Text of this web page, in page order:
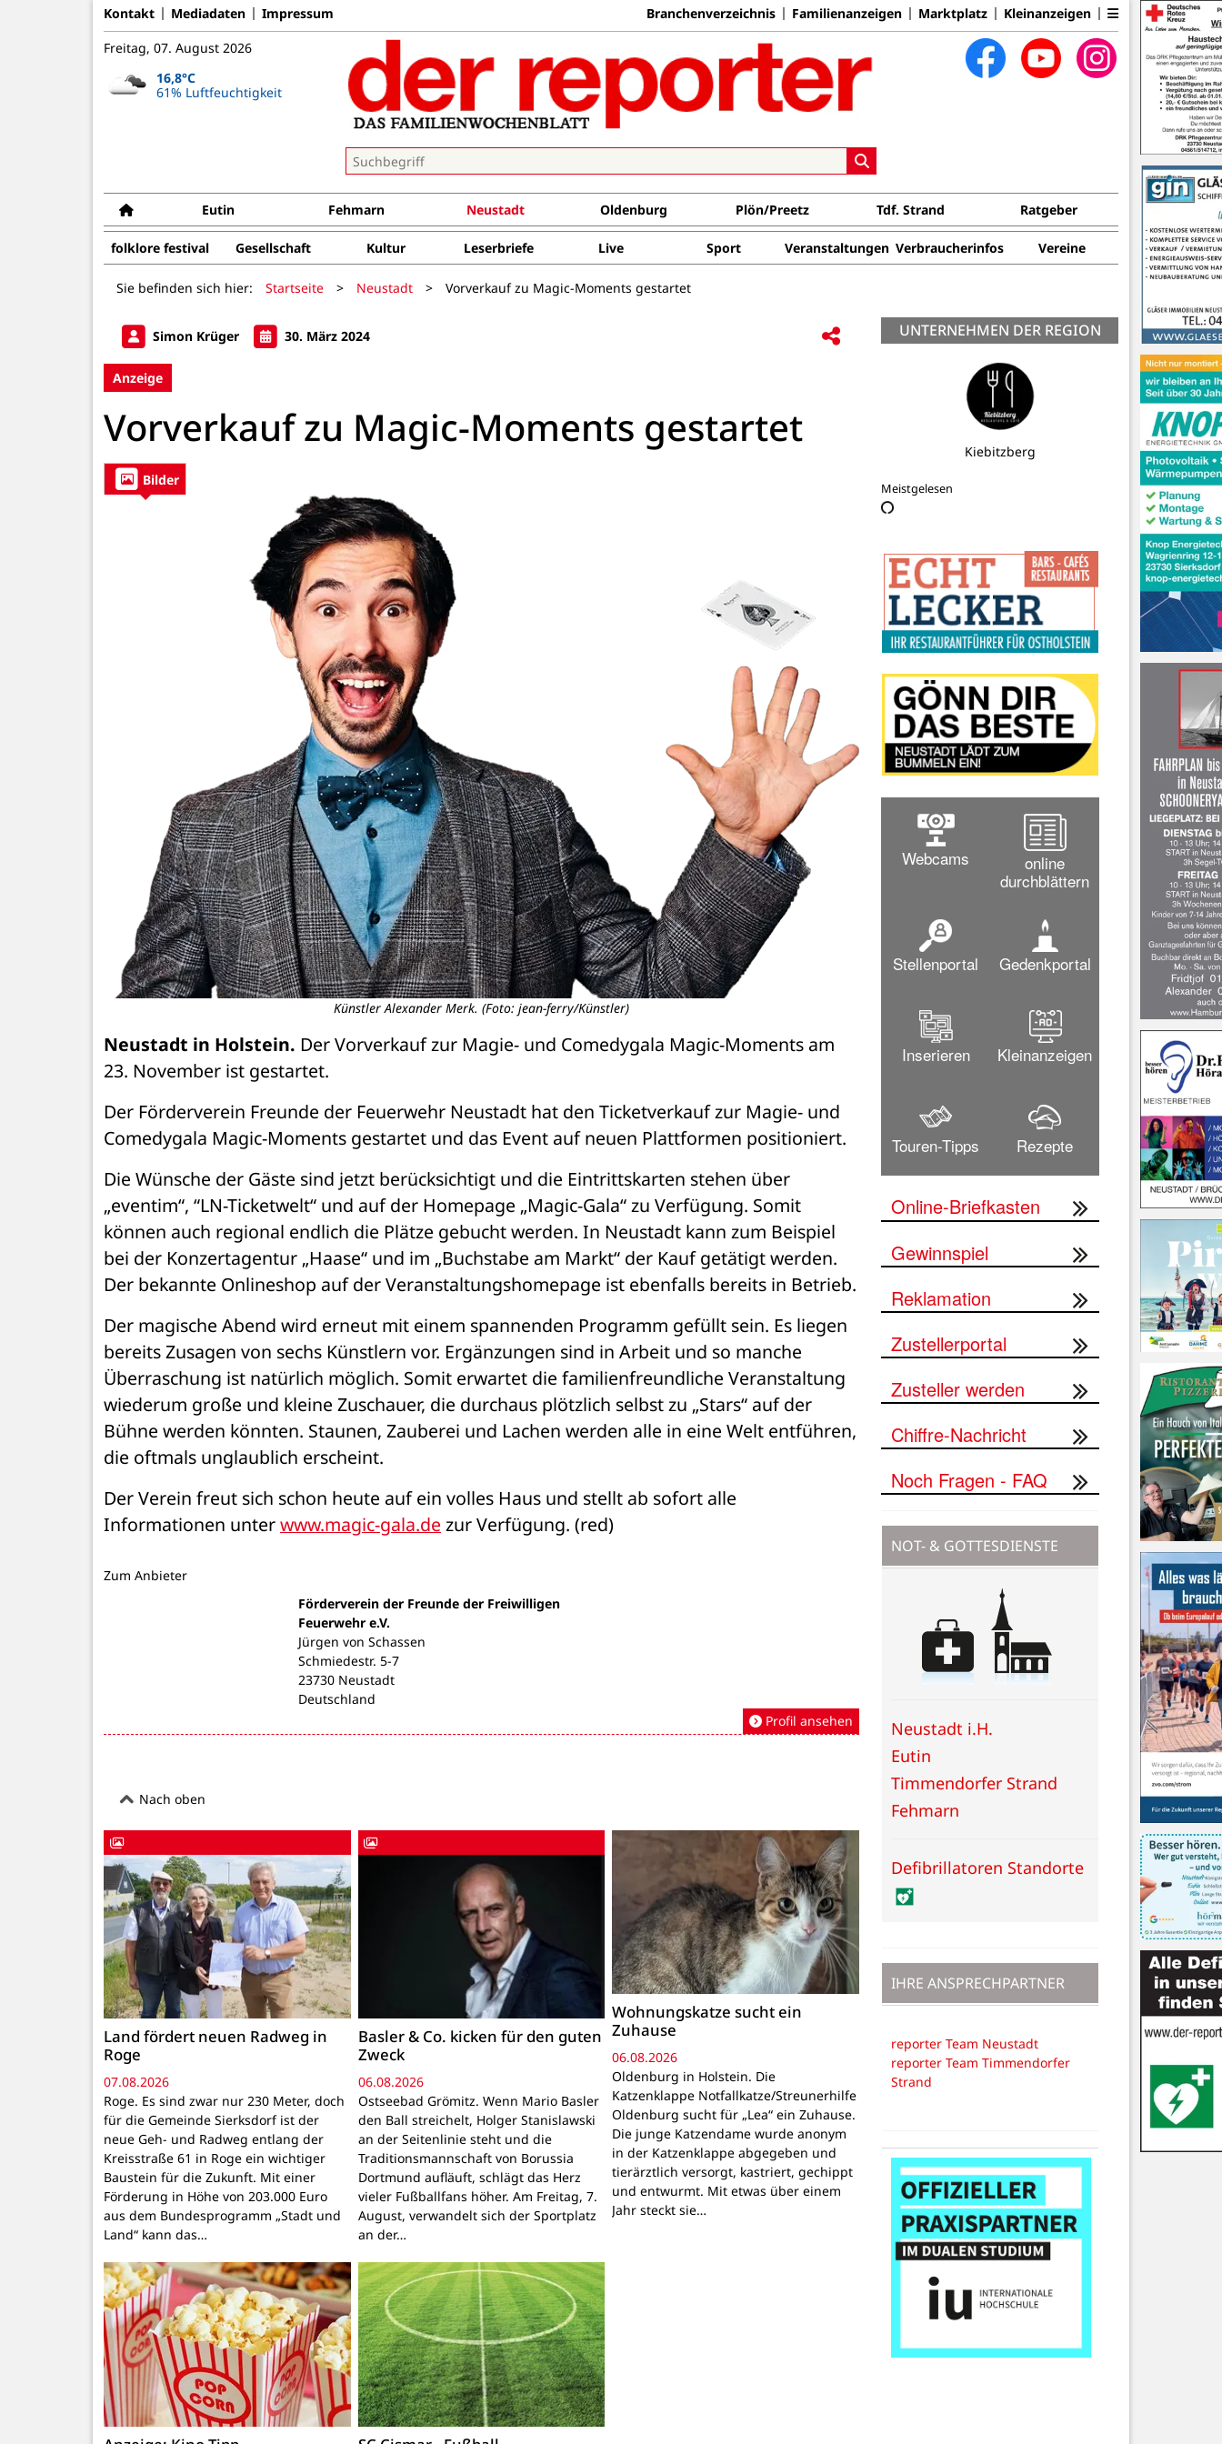
Kontakt Mediadaten Impressum Branchenverzeichnis Familienanzeigen Marktplatz Kleinanzeigen
Freitag, 07. August 2026
16,8°C
61% Luftfeuchtigkeit
Eutin Fehmarn Neustadt Oldenburg Plön/Preetz Tdf. Strand Ratgeber
folklore festival Gesellschaft Kultur Leserbriefe Live Sport Veranstaltungen Verbraucherinfos Vereine
Sie befinden sich hier: Startseite > Neustadt > Vorverkauf zu Magic-Moments gestartet
Simon Krüger 30. März 2024
Anzeige
Vorverkauf zu Magic-Moments gestartet
Bilder
Künstler Alexander Merk. (Foto: jean-ferry/Künstler)
Neustadt in Holstein. Der Vorverkauf zur Magie- und Comedygala Magic-Moments am
23. November ist gestartet.
Der Förderverein Freunde der Feuerwehr Neustadt hat den Ticketverkauf zur Magie- und
Comedygala Magic-Moments gestartet und das Event auf neuen Plattformen positioniert.
Die Wünsche der Gäste sind jetzt berücksichtigt und die Eintrittskarten stehen über
„eventim“, “LN-Ticketwelt“ und auf der Homepage „Magic-Gala“ zu Verfügung. Somit
können auch regional endlich die Plätze gebucht werden. In Neustadt kann zum Beispiel
bei der Konzertagentur „Haase“ und im „Buchstabe am Markt“ der Kauf getätigt werden.
Der magische Abend wird erneut mit einem spannenden Programm gefüllt sein. Es liegen
bereits Zusagen von sechs Künstlern vor. Ergänzungen sind in Arbeit und so manche
Überraschung ist natürlich möglich. Somit erwartet die familienfreundliche Veranstaltung
wiederum große und kleine Zuschauer, die durchaus plötzlich selbst zu „Stars“ auf der
Bühne werden könnten. Staunen, Zauberei und Lachen werden alle in eine Welt entführen,
die oftmals unglaublich erscheint.
Der Verein freut sich schon heute auf ein volles Haus und stellt ab sofort alle
Informationen unter www.magic-gala.de zur Verfügung. (red)
Zum Anbieter
Förderverein der Freunde der Freiwilligen
Feuerwehr e.V.
Jürgen von Schassen
Schmiedestr. 5-7
23730 Neustadt
Deutschland
Profil ansehen
Nach oben
Land fördert neuen Radweg in
Roge
07.08.2026
Roge. Es sind zwar nur 230 Meter, doch
für die Gemeinde Sierksdorf ist der
neue Geh- und Radweg entlang der
Kreisstraße 61 in Roge ein wichtiger
Baustein für die Zukunft. Mit einer
Förderung in Höhe von 203.000 Euro
aus dem Bundesprogramm „Stadt und
Land“ kann das…
Basler & Co. kicken für den guten
Zweck
06.08.2026
Ostseebad Grömitz. Wenn Mario Basler
den Ball streichelt, Holger Stanislawski
an der Seitenlinie steht und die
Traditionsmannschaft von Borussia
Dortmund aufläuft, schlägt das Herz
vieler Fußballfans höher. Am Freitag, 7.
August, verwandelt sich der Sportplatz
an der…
Wohnungskatze sucht ein
Zuhause
06.08.2026
Oldenburg in Holstein. Die
Katzenklappe Notfallkatze/Streunerhilfe
Oldenburg sucht für „Lea“ ein Zuhause.
Die junge Katzendame wurde anonym
in der Katzenklappe abgegeben und
tierärztlich versorgt, kastriert, gechippt
und entwurmt. Mit etwas über einem
Jahr steckt sie…
UNTERNEHMEN DER REGION
Kinder Uni Neustadt
Meistgelesen
Webcams
online
durchblättern
Stellenportal Gedenkportal
Inserieren Kleinanzeigen
Touren-Tipps Rezepte
Online-Briefkasten
Gewinnspiel
Reklamation
Zustellerportal
Zusteller werden
Chiffre-Nachricht
Noch Fragen - FAQ
NOT- & GOTTESDIENSTE
Neustadt i.H.
Eutin
Timmendorfer Strand
Fehmarn
Defibrillatoren Standorte
IHRE ANSPRECHPARTNER
reporter Team Neustadt
reporter Team Timmendorfer
Strand